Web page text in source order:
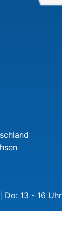
Do: 13 - 16 Uhr